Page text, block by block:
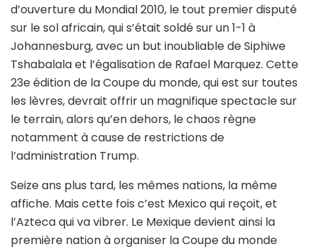
d’ouverture du Mondial 2010, le tout premier disputé
sur le sol africain, qui s’était soldé sur un 1-1 à
Johannesburg, avec un but inoubliable de Siphiwe
Tshabalala et l’égalisation de Rafael Marquez. Cette
23e édition de la Coupe du monde, qui est sur toutes
les lèvres, devrait offrir un magnifique spectacle sur
le terrain, alors qu’en dehors, le chaos règne
notamment à cause de restrictions de
l’administration Trump.
Seize ans plus tard, les mêmes nations, la même
affiche. Mais cette fois c’est Mexico qui reçoit, et
l’Azteca qui va vibrer. Le Mexique devient ainsi la
première nation à organiser la Coupe du monde